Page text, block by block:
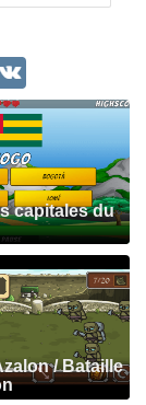
capitales du
/ Bataille